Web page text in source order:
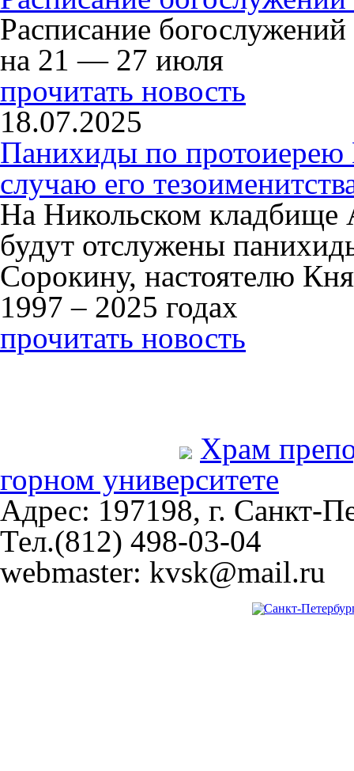
Расписание
на 21 — 27 июля
прочитать новость
18.07.2025
Панихиды по
случаю его
На Никольском кладбище
будут отслужены
Сорокину, настоятелю
1997 – 2025 годах
прочитать новость
Храм
горном университете
Адрес: 197198, г. Санкт-
Тел.(812) 498-03-04
webmaster: kvsk@mail.ru